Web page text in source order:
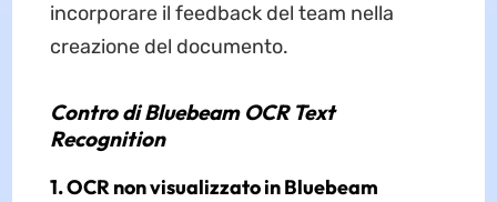
incorporare il feedback del team nella
creazione del documento.
Contro di Bluebeam OCR Text
Recognition
1. OCR non visualizzato in Bluebeam